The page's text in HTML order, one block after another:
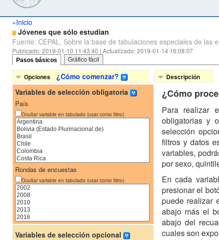
«Inicio
Jóvenes que sólo estudian
Fuente: CEPAL, Sobre la base de tabulaciones especiales de las
Publicado: 2019-01-10 11:43:40 | Actualizado: 2019-01-14 16:08:07
Pasos básicos Gráfico fácil
Opciones
¿Cómo comenzar?
Variables de selección obligatoria
País
Ocultar variable en tabulado (usar como filtro)
Rondas de encuestas
Ocultar variable en tabulado (usar como filtro)
Variables de selección opcional
Descripción
¿Cómo
Para realizar
obligatorias y
selección
filtros y datos
variables,
por sexo,
En cada
presionar el
puede realizar
abajo más el
abajo del
cuales son